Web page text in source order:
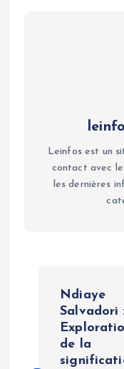
Leinfos est un
contact avec
les dernières
Ndiaye
Salvadori
de la